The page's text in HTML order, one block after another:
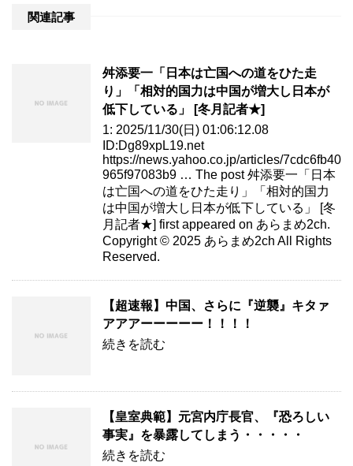
関連記事
舛添要一「日本は亡国への道をひた走
り」「相対的国力は中国が増大し日本が
低下している」 [冬月記者★]
1: 2025/11/30(日) 01:06:12.08
ID:Dg89xpL19.net
https://news.yahoo.co.jp/articles/7cdc6fb40
965f97083b9 … The post 舛添要一「日本
は亡国への道をひた走り」「相対的国力
は中国が増大し日本が低下している」 [冬
月記者★] first appeared on あらまめ2ch.
Copyright © 2025 あらまめ2ch All Rights
Reserved.
【超速報】中国、さらに『逆襲』キタァ
アアアーーーーー！！！！
続きを読む
【皇室典範】元宮内庁長官、『恐ろしい
事実』を暴露してしまう・・・・・
続きを読む